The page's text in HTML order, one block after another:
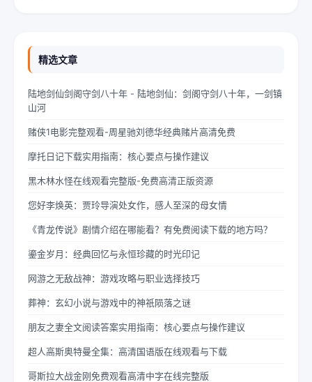
精选文章
陆地剑仙剑阁守剑八十年 - 陆地剑仙：剑阁守剑八十年，一剑镇
山河
赌侠1电影完整观看-周星驰刘德华经典赌片高清免费
摩托日记下载实用指南：核心要点与操作建议
黑木林水怪在线观看完整版-免费高清正版资源
您好李焕英：贾玲导演处女作，感人至深的母女情
《青龙传说》剧情介绍在哪能看？有免费阅读下载的地方吗？
鎏金岁月：经典回忆与永恒珍藏的时光印记
网游之无敌战神：游戏攻略与职业选择技巧
葬神：玄幻小说与游戏中的神祇陨落之谜
朋友之妻全文阅读答案实用指南：核心要点与操作建议
超人高斯奥特曼全集：高清国语版在线观看与下载
哥斯拉大战金刚免费观看高清中字在线完整版